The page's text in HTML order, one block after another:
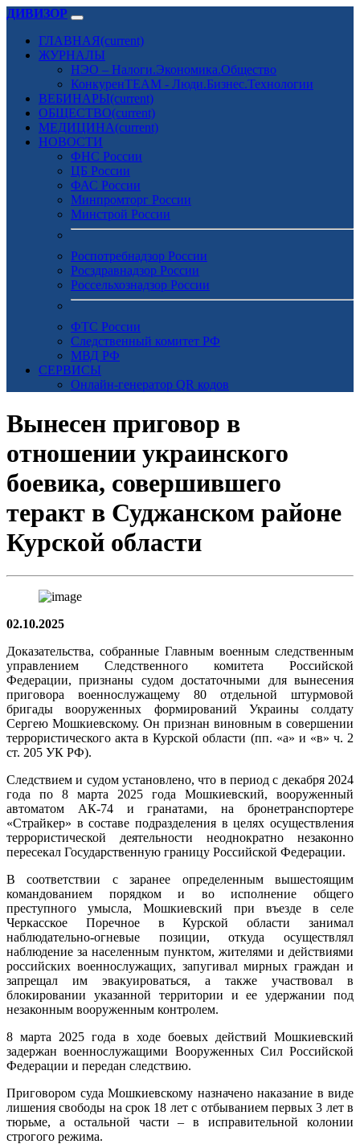
ДИВИЗОР
ГЛАВНАЯ(current)
ЖУРНАЛЫ
НЭО – Налоги.Экономика.Общество
КонкуренTEAM - Люди.Бизнес.Технологии
ВЕБИНАРЫ(current)
ОБЩЕСТВО(current)
МЕДИЦИНА(current)
НОВОСТИ
ФНС России
ЦБ России
ФАС России
Минпромторг России
Минстрой России
Роспотребнадзор России
Росздравнадзор России
Россельхознадзор России
ФТС России
Следственный комитет РФ
МВД РФ
СЕРВИСЫ
Онлайн-генератор QR кодов
Вынесен приговор в
отношении украинского
боевика, совершившего
теракт в Суджанском районе
Курской области
02.10.2025
Доказательства, собранные Главным военным следственным
управлением Следственного комитета Российской
Федерации, признаны судом достаточными для вынесения
приговора военнослужащему 80 отдельной штурмовой
бригады вооруженных формирований Украины солдату
Сергею Мошкиевскому. Он признан виновным в совершении
террористического акта в Курской области (пп. «а» и «в» ч. 2
ст. 205 УК РФ).
Следствием и судом установлено, что в период с декабря 2024
года по 8 марта 2025 года Мошкиевский, вооруженный
автоматом АК-74 и гранатами, на бронетранспортере
«Страйкер» в составе подразделения в целях осуществления
террористической деятельности неоднократно незаконно
пересекал Государственную границу Российской Федерации.
В соответствии с заранее определенным вышестоящим
командованием порядком и во исполнение общего
преступного умысла, Мошкиевский при въезде в селе
Черкасское Поречное в Курской области занимал
наблюдательно-огневые позиции, откуда осуществлял
наблюдение за населенным пунктом, жителями и действиями
российских военнослужащих, запугивал мирных граждан и
запрещал им эвакуироваться, а также участвовал в
блокировании указанной территории и ее удержании под
незаконным вооруженным контролем.
8 марта 2025 года в ходе боевых действий Мошкиевский
задержан военнослужащими Вооруженных Сил Российской
Федерации и передан следствию.
Приговором суда Мошкиевскому назначено наказание в виде
лишения свободы на срок 18 лет с отбыванием первых 3 лет в
тюрьме, а остальной части – в исправительной колонии
строгого режима.